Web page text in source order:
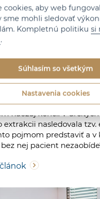
extrakcii zubu
obvykle býva konečné
naozaj končí. V
extrakcii nasledovala tzv.
pojmom predstaviť a v
nej pacient
cookies, aby web
sme mohli sledovať
Kompletnú politikusi
.
Súhlasím so všetkým
Nastavenia cookies